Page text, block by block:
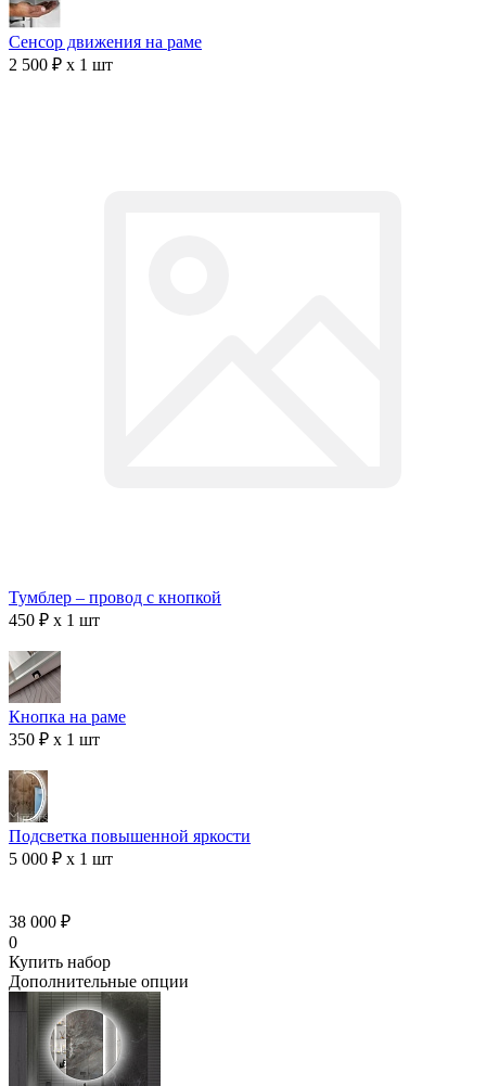
Сенсор движения на раме
2 500 ₽ x 1 шт
Тумблер – провод с кнопкой
450 ₽ x 1 шт
Кнопка на раме
350 ₽ x 1 шт
Подсветка повышенной яркости
5 000 ₽ x 1 шт
38 000 ₽
0
Купить набор
Дополнительные опции